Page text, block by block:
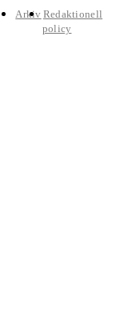
Arkiv Redaktionell
policy